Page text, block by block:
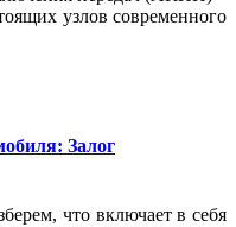
узлов современного
Залог
что включает в себя